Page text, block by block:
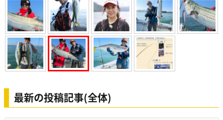
最新の投稿記事(全体)